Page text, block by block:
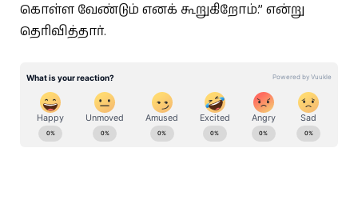
கொள்ள வேண்டும் எனக் கூறுகிறோம்.” என்று
தெரிவித்தார்.